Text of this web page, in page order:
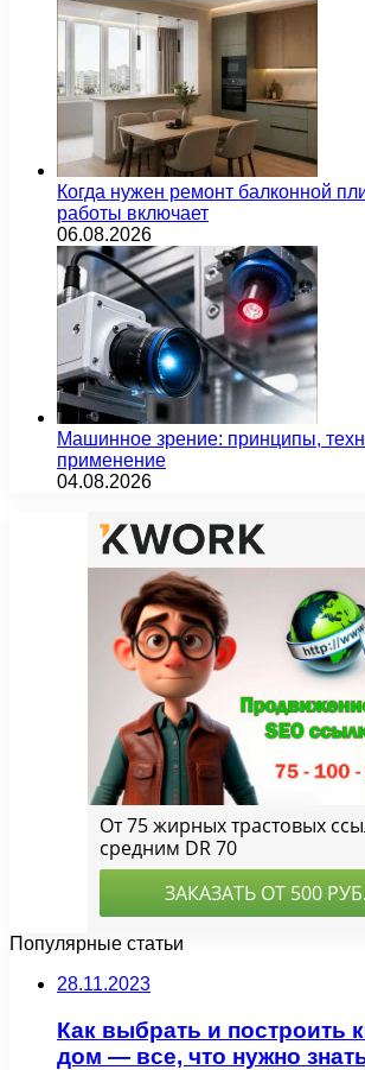
Когда нужен ремонт балконной
работы включает
06.08.2026
Машинное зрение: принципы,
применение
04.08.2026
Популярные статьи
28.11.2023
Как выбрать и построить
дом — все, что нужно